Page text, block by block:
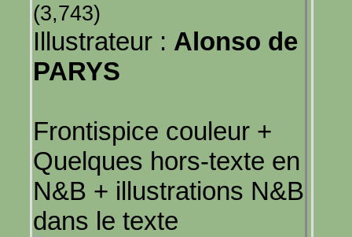
(3,743)
Illustrateur : Alonso de
PARYS
Frontispice couleur +
Quelques hors-texte en
N&B + illustrations N&B
dans le texte